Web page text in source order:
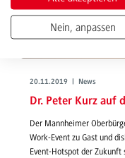
20.11.2019 | News
Dr. Peter Kurz auf
Der Mannheimer
Work-Event zu Gast und
Event-Hotspot der Zukunft
Nein, anpassen